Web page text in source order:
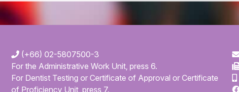
(+66) 02-5807500-3
For the Administrative Work Unit, press 6.
For Dentist Testing or Certificate of Approval or Certificate
of Proficiency Unit, press 7.